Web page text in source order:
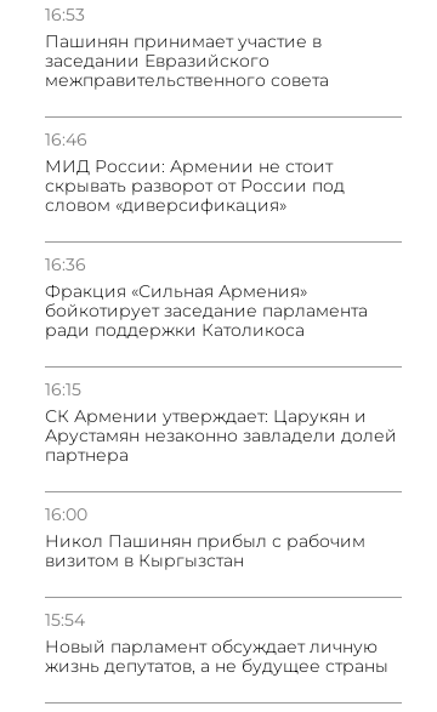
16:53
Пашинян принимает участие в
заседании Евразийского
межправительственного совета
16:46
МИД России: Армении не стоит
скрывать разворот от России под
словом «диверсификация»
16:36
Фракция «Сильная Армения»
бойкотирует заседание парламента
ради поддержки Католикоса
16:15
СК Армении утверждает: Царукян и
Арустамян незаконно завладели долей
партнера
16:00
Никол Пашинян прибыл с рабочим
визитом в Кыргызстан
15:54
Новый парламент обсуждает личную
жизнь депутатов, а не будущее страны